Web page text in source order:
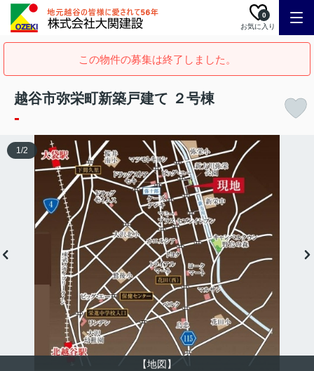
お気に入り
0
この物件の募集は終了しました。
越谷市弥栄町新築戸建て ２号棟
-
【地図】
1/2